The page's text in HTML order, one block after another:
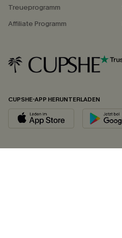
Treueprogramm
Affiliate Programm
CUPSHE-APP HERUNTERLADEN